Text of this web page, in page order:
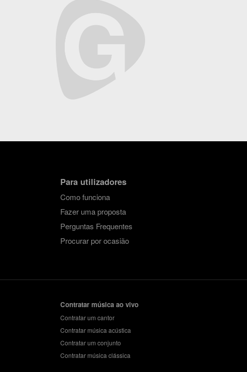
Para utilizadores
Como funciona
Fazer uma proposta
Perguntas Frequentes
Procurar por ocasião
Contratar música ao vivo
Contratar um cantor
Contratar música acústica
Contratar um conjunto
Contratar música clássica